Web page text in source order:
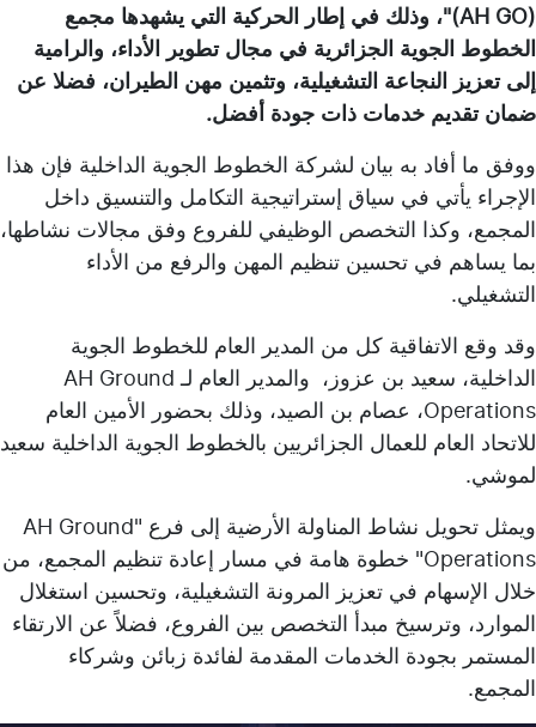
(AH GO)"، وذلك في إطار الحركية التي يشهدها مجمع
الخطوط الجوية الجزائرية في مجال تطوير الأداء، والرامية
إلى تعزيز النجاعة التشغيلية، وتثمين مهن الطيران، فضلا عن
ضمان تقديم خدمات ذات جودة أفضل.
ووفق ما أفاد به بيان لشركة الخطوط الجوية الداخلية فإن هذا
الإجراء يأتي في سياق إستراتيجية التكامل والتنسيق داخل
المجمع، وكذا التخصص الوظيفي للفروع وفق مجالات نشاطها،
بما يساهم في تحسين تنظيم المهن والرفع من الأداء
التشغيلي.
وقد وقع الاتفاقية كل من المدير العام للخطوط الجوية
الداخلية، سعيد بن عزوز، والمدير العام لـ AH Ground
Operations، عصام بن الصيد، وذلك بحضور الأمين العام
للاتحاد العام للعمال الجزائريين بالخطوط الجوية الداخلية سعيد
لموشي.
ويمثل تحويل نشاط المناولة الأرضية إلى فرع "AH Ground
Operations" خطوة هامة في مسار إعادة تنظيم المجمع، من
خلال الإسهام في تعزيز المرونة التشغيلية، وتحسين استغلال
الموارد، وترسيخ مبدأ التخصص بين الفروع، فضلاً عن الارتقاء
المستمر بجودة الخدمات المقدمة لفائدة زبائن وشركاء
المجمع.